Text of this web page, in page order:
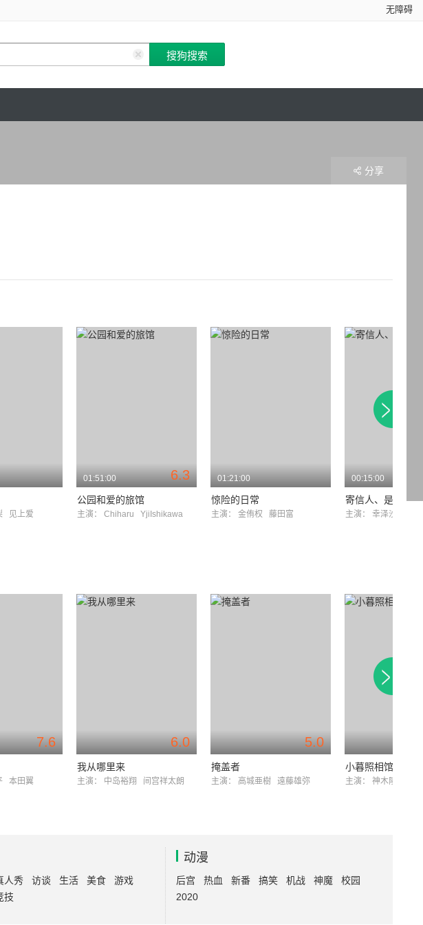
无障碍
分享
见上爱
6.3
01:51:00
公园和爱的旅馆
主演： Chiharu YjiIshikawa
01:21:00
惊险的日常
主演： 金侑权 藤田富
00:15:00
寄信人、是谁？
主演： 幸泽沙良
7.6
本田翼
6.0
我从哪里来
主演： 中岛裕翔 间宫祥太朗
5.0
掩盖者
主演： 高城亜樹 遠藤雄弥
小暮照相馆
主演： 神木隆之介
人秀 访谈 生活 美食
游戏
技
动漫
后宫 热血 新番 搞笑 机战 神魔
校园
2020